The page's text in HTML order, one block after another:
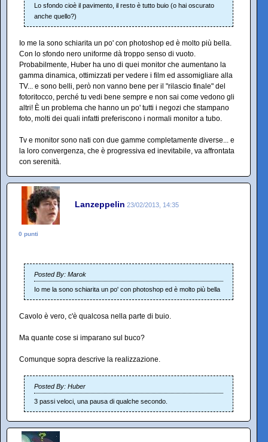
Lo sfondo cioè il pavimento, il resto è tutto buio (o hai oscurato
anche quello?)
Io me la sono schiarita un po' con photoshop ed è molto più bella.
Con lo sfondo nero uniforme dà troppo senso di vuoto.
Probabilmente, Huber ha uno di quei monitor che aumentano la
gamma dinamica, ottimizzati per vedere i film ed assomigliare alla
TV... e sono belli, però non vanno bene per il "rilascio finale" del
fotoritocco, perché tu vedi bene sempre e non sai come vedono gli
altri! È un problema che hanno un po' tutti i negozi che stampano
foto, molti dei quali infatti preferiscono i normali monitor a tubo.
Tv e monitor sono nati con due gamme completamente diverse... e
la loro convergenza, che è progressiva ed inevitabile, va affrontata
con serenità.
Lanzeppelin 23/02/2013, 14:35
0 punti
Posted By: Marok
Io me la sono schiarita un po' con photoshop ed è molto più bella
Cavolo è vero, c'è qualcosa nella parte di buio.
Ma quante cose si imparano sul buco?
Comunque sopra descrive la realizzazione.
Posted By: Huber
3 passi veloci, una pausa di qualche secondo.